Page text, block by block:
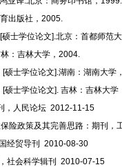
出版社，2005.
士学位论文].北京：首都师范
：吉林大学，2004.
硕士学位论文].湖南：湖南大
硕士学位论文]. 吉林：吉林大
，人民论坛 2012-11-15
险政策及其完善思路：期刊
经贸导刊 2010-08-30
社会科学辑刊 2010-07-15